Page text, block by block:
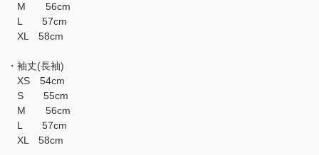
M 56cm
L 57cm
XL 58cm
・袖丈(長袖)
XS 54cm
S 55cm
M 56cm
L 57cm
XL 58cm